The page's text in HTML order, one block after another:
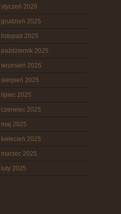
styczeń 2026
grudzień 2025
listopad 2025
październik 2025
wrzesień 2025
sierpień 2025
lipiec 2025
czerwiec 2025
maj 2025
kwiecień 2025
marzec 2025
luty 2025